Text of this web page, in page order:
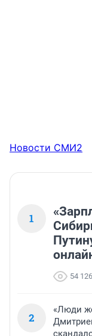
Новости СМИ2
1
54 126
2
«Люди